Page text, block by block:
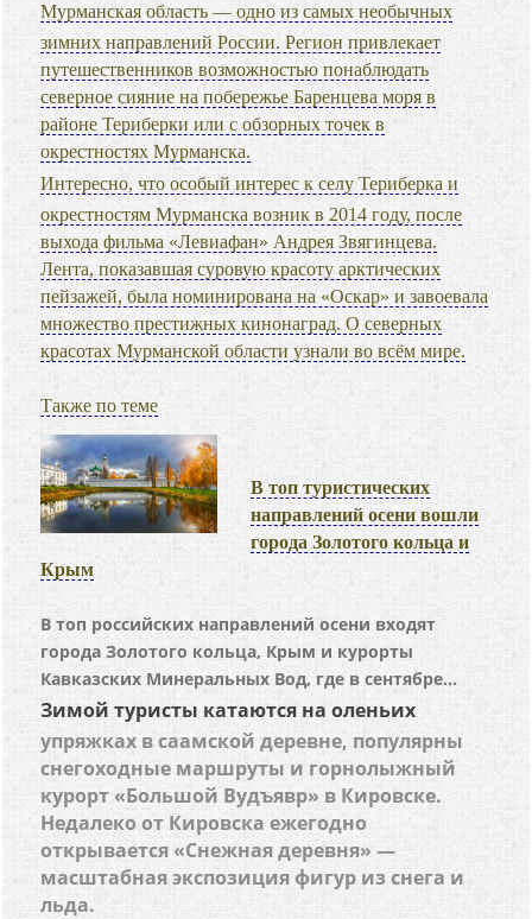
Мурманская область — одно из самых необычных
зимних направлений России. Регион привлекает
путешественников возможностью понаблюдать
северное сияние на побережье Баренцева моря в
районе Териберки или с обзорных точек в
окрестностях Мурманска.
Интересно, что особый интерес к селу Териберка и
окрестностям Мурманска возник в 2014 году, после
выхода фильма «Левиафан» Андрея Звягинцева.
Лента, показавшая суровую красоту арктических
пейзажей, была номинирована на «Оскар» и завоевала
множество престижных кинонаград. О северных
красотах Мурманской области узнали во всём мире.
Также по теме
В топ туристических
направлений осени вошли
города Золотого кольца и
Крым
В топ российских направлений осени входят
города Золотого кольца, Крым и курорты
Кавказских Минеральных Вод, где в сентябре...
Зимой туристы катаются на оленьих
упряжках в саамской деревне, популярны
снегоходные маршруты и горнолыжный
курорт «Большой Вудъявр» в Кировске.
Недалеко от Кировска ежегодно
открывается «Снежная деревня» —
масштабная экспозиция фигур из снега и
льда.